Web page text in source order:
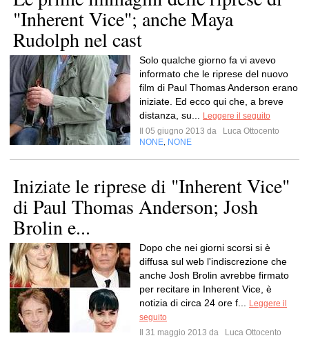
"Inherent Vice"; anche Maya
Rudolph nel cast
Solo qualche giorno fa vi avevo
informato che le riprese del nuovo
film di Paul Thomas Anderson erano
iniziate. Ed ecco qui che, a breve
distanza, su...
Leggere il seguito
Il 05 giugno 2013 da
Luca Ottocento
NONE NONE
Iniziate le riprese di "Inherent Vice"
di Paul Thomas Anderson; Josh
Brolin e...
Dopo che nei giorni scorsi si è
diffusa sul web l'indiscrezione che
anche Josh Brolin avrebbe firmato
per recitare in Inherent Vice, è
notizia di circa 24 ore f...
Leggere il
seguito
Il 31 maggio 2013 da
Luca Ottocento